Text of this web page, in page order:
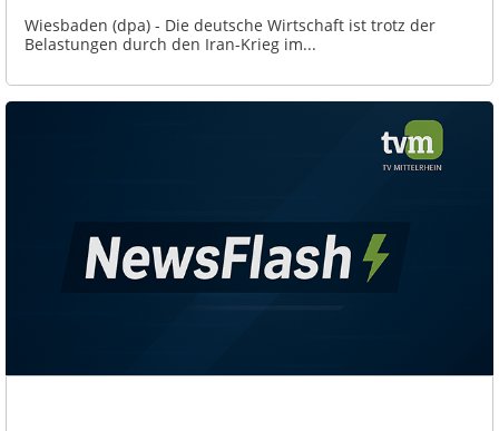
Wiesbaden (dpa) - Die deutsche Wirtschaft ist trotz der
Belastungen durch den Iran-Krieg im...